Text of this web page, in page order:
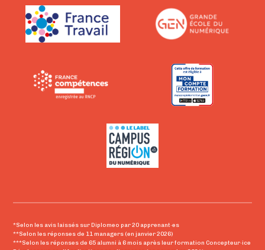
*Selon les avis laissés sur Diplomeo par 20 apprenant·es
**Selon les réponses de 11 managers (en janvier 2026)
***Selon les réponses de 65 alumni à 6 mois après leur formation Concepteur·ice